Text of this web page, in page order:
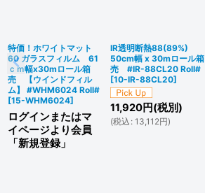
特価！ホワイトマット
60 ガラスフィルム 61
ｃｍ幅x30mロール箱
売 【ウインドフィル
ム】 #WHM6024 Roll#
[15-WHM6024]
ログインまたはマ
イページより会員
「新規登録」
IR透明断熱88(89%)
50cm幅 x 30mロール箱
売 #IR-88CL20 Roll#
[10-IR-88CL20]
11,920円(税別)
(税込 : 13,112円)